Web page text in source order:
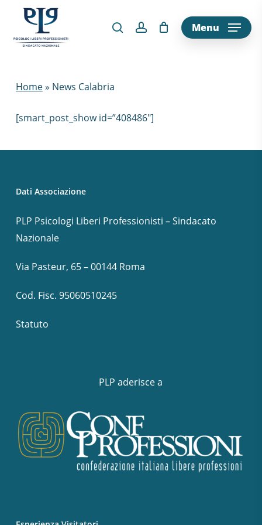
main
Menu
Home» News Calabria
[smart_post_show id=”408486″]
Dati Associazione
PLP Psicologi Liberi Professionisti – Sindacato
Nazionale
Via Pasteur, 65 – 00144 Roma
Cod. Fisc. 95060510245
Statuto
PLP aderisce a